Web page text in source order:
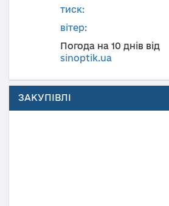
тиск:
вітер:
Погода на 10 днів від
sinoptik.ua
ЗАКУПІВЛІ